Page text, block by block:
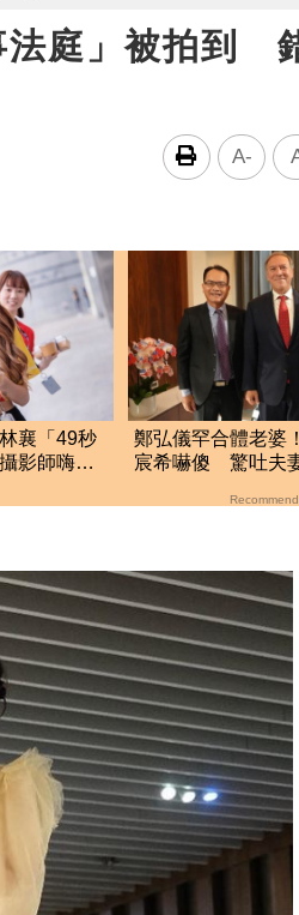
法庭」被拍到
A-
襄「49秒
影師嗨到
鄭弘儀罕合體老婆
宸希嚇傻 驚吐夫